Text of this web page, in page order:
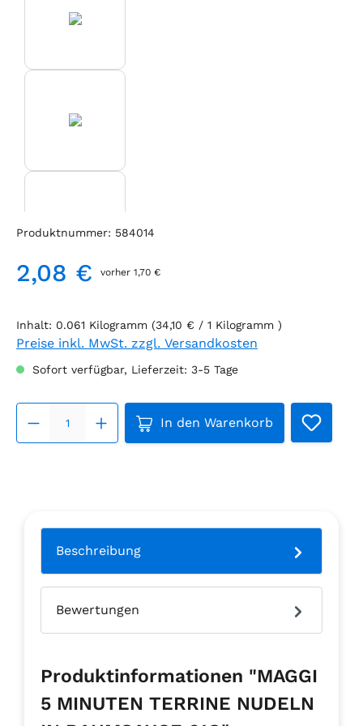
Produktnummer: 584014
Regulärer Preis:
2,08 € vorher 1,70 €
Inhalt: 0.061 Kilogramm (34,10 € / 1 Kilogramm )
Preise inkl. MwSt. zzgl. Versandkosten
Sofort verfügbar, Lieferzeit: 3-5 Tage
Produkt Anzahl: Gib den
In den Warenkorb
Beschreibung
Bewertungen
Produktinformationen "MAGGI
5 MINUTEN TERRINE NUDELN